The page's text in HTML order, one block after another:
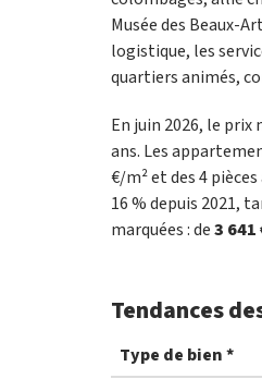
Musée des Beaux-
logistique, les
quartiers animés,
En juin 2026, le prix
ans. Les
€/m² et des 4
16 % depuis 2021,
marquées : de3 641
Tendances
Type de bien *